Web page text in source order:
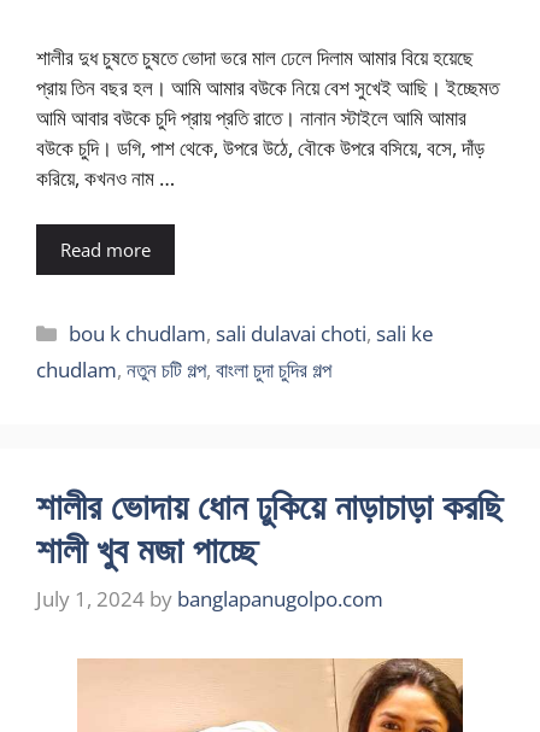
শালীর দুধ চুষতে চুষতে ভোদা ভরে মাল ঢেলে দিলাম আমার বিয়ে হয়েছে
প্রায় তিন বছর হল। আমি আমার বউকে নিয়ে বেশ সুখেই আছি। ইচ্ছেমত
আমি আবার বউকে চুদি প্রায় প্রতি রাতে। নানান স্টাইলে আমি আমার
বউকে চুদি। ডগি, পাশ থেকে, উপরে উঠে, বৌকে উপরে বসিয়ে, বসে, দাঁড়
করিয়ে, কখনও নাম …
Read more
Categories
bou k chudlam,sali dulavai choti,sali ke
chudlam, নতুন চটি গল্প, বাংলা চুদা চুদির গল্প
শালীর ভোদায় ধোন ঢুকিয়ে নাড়াচাড়া করছি
শালী খুব মজা পাচ্ছে
July 1, 2024 by banglapanugolpo.com